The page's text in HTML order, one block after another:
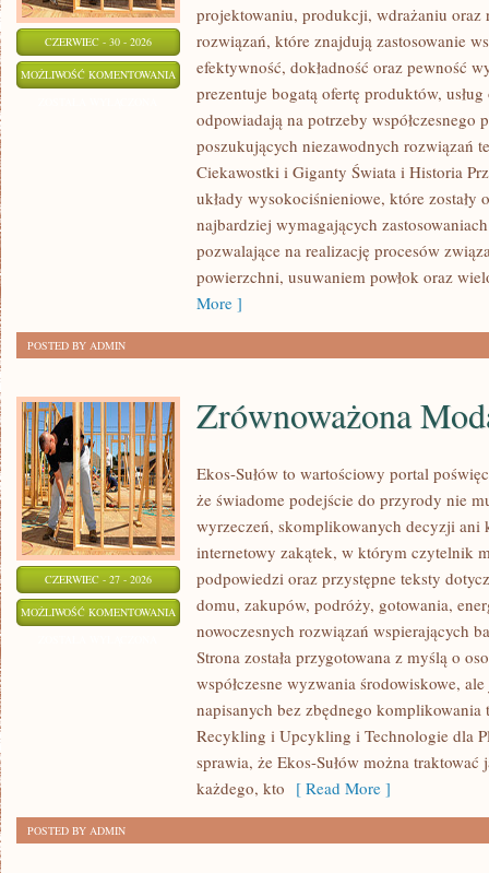
CZERWIEC - 30 - 2026
MOŻLIWOŚĆ KOMENTOWANIA WYZWANIA
PROBLEMY
BRANŻY
projektowaniu, produkcji, wdrażaniu oraz
rozwiązań, które znajdują zastosowanie
efektywność, dokładność oraz pewność
prezentuje bogatą ofertę produktów,
odpowiadają na potrzeby współczesnego
poszukujących niezawodnych rozwiązań
Ciekawostki i Giganty Świata i Historia
układy wysokociśnieniowe, które zostały
najbardziej wymagających
pozwalające na realizację procesów
powierzchni, usuwaniem powłok oraz
More ]
POSTED BY ADMIN
CZERWIEC - 27 - 2026
MOŻLIWOŚĆ KOMENTOWANIA ZRÓWNOWAŻONA
MODA
Zrównoważona
Ekos-Sułów to wartościowy portal
że świadome podejście do przyrody nie
wyrzeczeń, skomplikowanych decyzji ani
internetowy zakątek, w którym czytelnik
podpowiedzi oraz przystępne teksty
domu, zakupów, podróży, gotowania,
nowoczesnych rozwiązań wspierających
Strona została przygotowana z myślą o
współczesne wyzwania środowiskowe,
napisanych bez zbędnego komplikowania
Recykling i Upcykling i Technologie dla
sprawia, że Ekos-Sułów można
każdego, kto [ Read More ]
POSTED BY ADMIN